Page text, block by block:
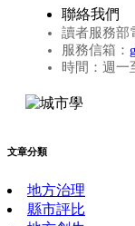
聯絡我們
讀者服務部
服務信箱：
時間：週一
文章分類
地方治理
縣市評比